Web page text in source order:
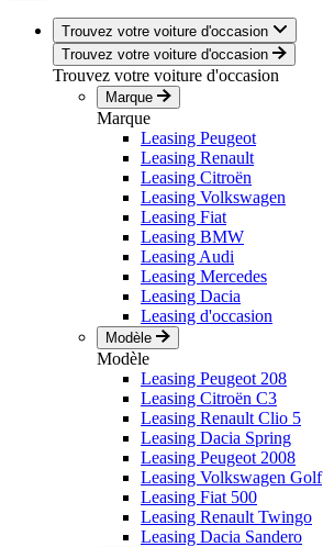
Trouvez votre voiture d'occasion
Trouvez votre voiture d'occasion
Trouvez votre voiture d'occasion
Marque
Marque
Leasing Peugeot
Leasing Renault
Leasing Citroën
Leasing Volkswagen
Leasing Fiat
Leasing BMW
Leasing Audi
Leasing Mercedes
Leasing Dacia
Leasing d'occasion
Modèle
Modèle
Leasing Peugeot 208
Leasing Citroën C3
Leasing Renault Clio 5
Leasing Dacia Spring
Leasing Peugeot 2008
Leasing Volkswagen Golf
Leasing Fiat 500
Leasing Renault Twingo
Leasing Dacia Sandero